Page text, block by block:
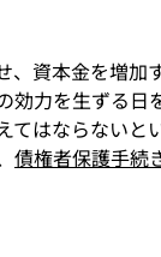
資本金を増加
力を生ずる
はならないと
債権者保護手続